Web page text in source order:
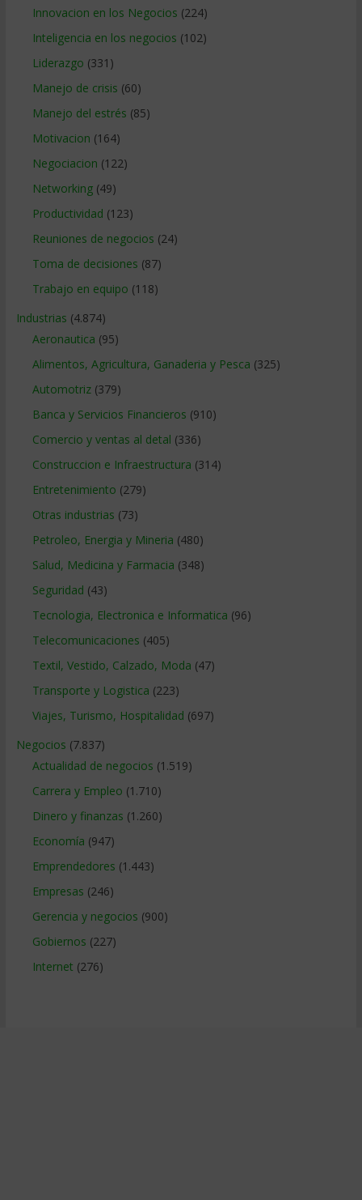
Innovacion en los Negocios (224)
Inteligencia en los negocios (102)
Liderazgo (331)
Manejo de crisis (60)
Manejo del estrés (85)
Motivacion (164)
Negociacion (122)
Networking(49)
Productividad (123)
Reuniones de negocios (24)
Toma de decisiones (87)
Trabajo en equipo (118)
Industrias (4.874)
Aeronautica (95)
Alimentos, Agricultura, Ganaderia y Pesca (325)
Automotriz(379)
Banca y Servicios Financieros (910)
Comercio y ventas al detal (336)
Construccion e Infraestructura (314)
Entretenimiento (279)
Otras industrias (73)
Petroleo, Energia y Mineria (480)
Salud, Medicina y Farmacia (348)
Seguridad (43)
Tecnologia, Electronica e Informatica (96)
Telecomunicaciones (405)
Textil, Vestido, Calzado, Moda (47)
Transporte y Logistica (223)
Viajes, Turismo, Hospitalidad (697)
Negocios (7.837)
Actualidad de negocios (1.519)
Carrera y Empleo (1.710)
Dinero y finanzas (1.260)
Economía (947)
Emprendedores (1.443)
Empresas (246)
Gerencia y negocios (900)
Gobiernos (227)
Internet (276)